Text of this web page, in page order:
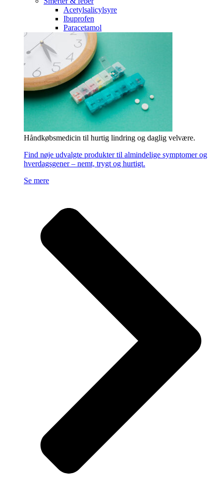
Acetylsalicylsyre
Ibuprofen
Paracetamol
Håndkøbsmedicin til hurtig lindring og daglig velvære.
Find nøje udvalgte produkter til almindelige symptomer og
hverdagsgener – nemt, trygt og hurtigt.
Se mere